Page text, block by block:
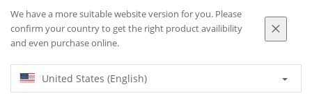
We have a more suitable website version for you. Please
confirm your country to get the right product availibility
and even purchase online.
United States (English)